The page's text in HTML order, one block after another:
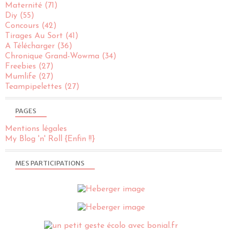
PAGES
Mentions légales
My Blog 'n' Roll {Enfin !!}
Maternité (71)
Diy (55)
Concours (42)
Tirages Au Sort (41)
A Télécharger (36)
Chronique Grand-Wowma (34)
Freebies (27)
Mumlife (27)
Teampipelettes (27)
MES PARTICIPATIONS